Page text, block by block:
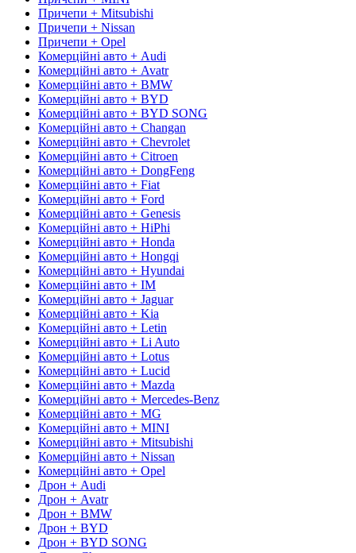
Причепи + Mitsubishi
Причепи + Nissan
Причепи + Opel
Комерційні авто + Audi
Комерційні авто + Avatr
Комерційні авто + BMW
Комерційні авто + BYD
Комерційні авто + BYD SONG
Комерційні авто + Changan
Комерційні авто + Chevrolet
Комерційні авто + Citroen
Комерційні авто + DongFeng
Комерційні авто + Fiat
Комерційні авто + Ford
Комерційні авто + Genesis
Комерційні авто + HiPhi
Комерційні авто + Honda
Комерційні авто + Hongqi
Комерційні авто + Hyundai
Комерційні авто + IM
Комерційні авто + Jaguar
Комерційні авто + Kia
Комерційні авто + Letin
Комерційні авто + Li Auto
Комерційні авто + Lotus
Комерційні авто + Lucid
Комерційні авто + Mazda
Комерційні авто + Mercedes-Benz
Комерційні авто + MG
Комерційні авто + MINI
Комерційні авто + Mitsubishi
Комерційні авто + Nissan
Комерційні авто + Opel
Дрон + Audi
Дрон + Avatr
Дрон + BMW
Дрон + BYD
Дрон + BYD SONG